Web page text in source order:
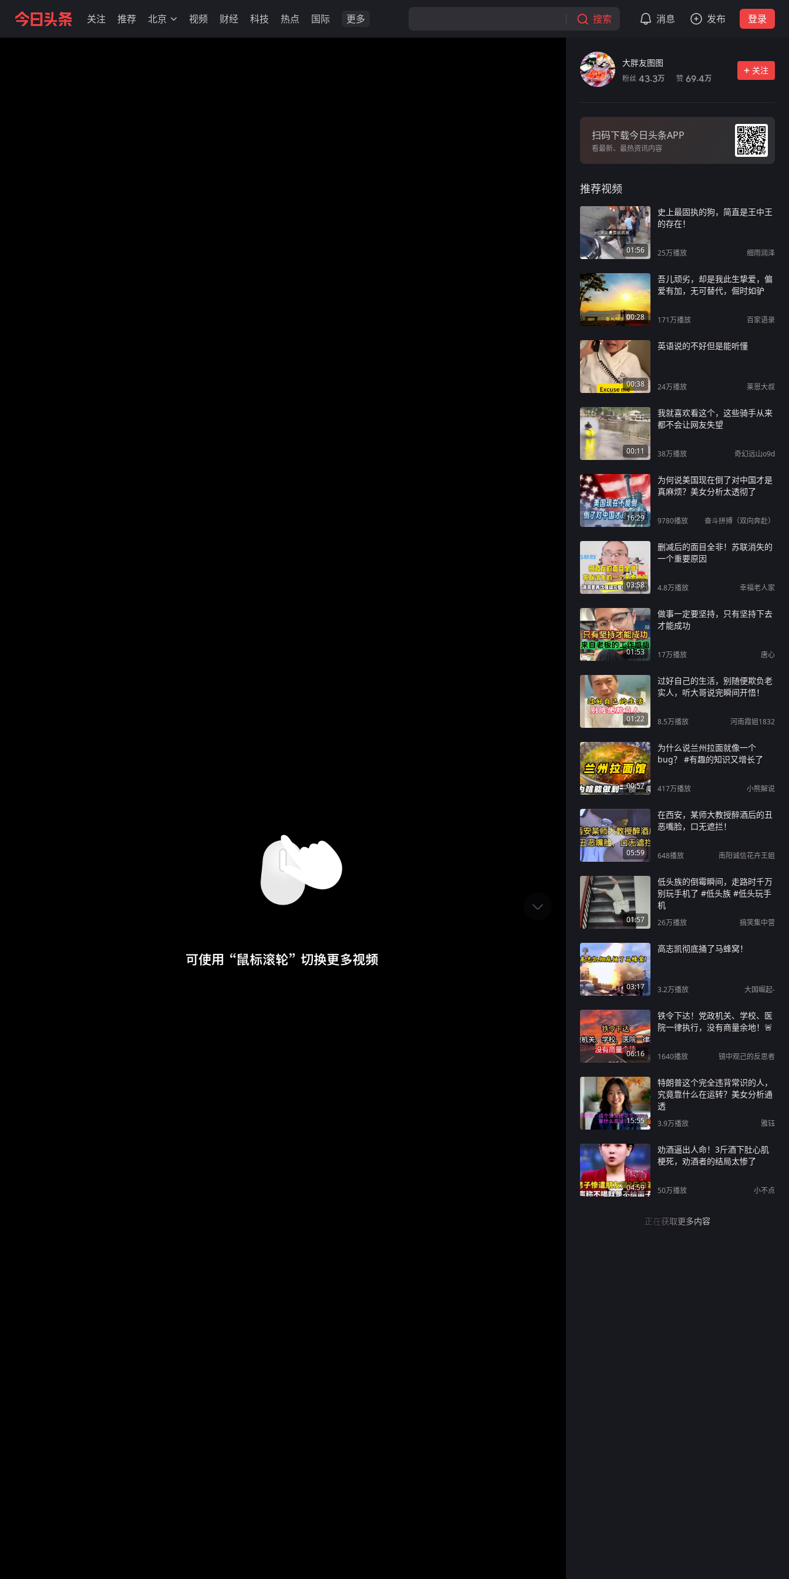
关注 推荐 北京 视频 财经 科技 热点 国际 更多 搜索 消息 发布 登录
大胖友图图
粉丝 43.3万 赞 69.4万
关注
扫码下载今日头条APP
看最新、最热资讯内容
推荐视频
01:56
史上最固执的狗，简直是王中王
的存在！
25万播放 细雨润泽
00:28
吾儿顽劣，却是我此生挚爱，偏
爱有加，无可替代，倔时如驴
171万播放 百家语录
00:38
英语说的不好但是能听懂
24万播放 莱恩大叔
00:11
我就喜欢看这个，这些骑手从来
都不会让网友失望
38万播放 奇幻远山o9d
16:29
为何说美国现在倒了对中国才是
真麻烦？美女分析太透彻了
9780播放 奋斗拼搏（双向奔赴）
03:58
删减后的面目全非！苏联消失的
一个重要原因
4.8万播放 幸福老人家
01:53
做事一定要坚持，只有坚持下去
才能成功
17万播放 唐心
01:22
过好自己的生活，别随便欺负老
实人，听大哥说完瞬间开悟！
8.5万播放 河南霞姐1832
00:57
为什么说兰州拉面就像一个
bug？ #有趣的知识又增长了
417万播放 小熊解说
05:59
在西安，某师大教授醉酒后的丑
恶嘴脸，口无遮拦！
648播放 南阳诚信花卉王姐
01:57
低头族的倒霉瞬间，走路时千万
别玩手机了 #低头族 #低头玩手
机
26万播放 搞笑集中营
03:17
高志凯彻底捅了马蜂窝！
3.2万播放 大国崛起-
06:16
铁令下达！党政机关、学校、医
院一律执行，没有商量余地！🚨
1640播放 镜中观己的反思者
15:55
特朗普这个完全违背常识的人，
究竟靠什么在运转？美女分析通
透
3.9万播放 雅钰
04:59
劝酒逼出人命！3斤酒下肚心肌
梗死，劝酒者的结局太惨了
50万播放 小不点
正在获取更多内容